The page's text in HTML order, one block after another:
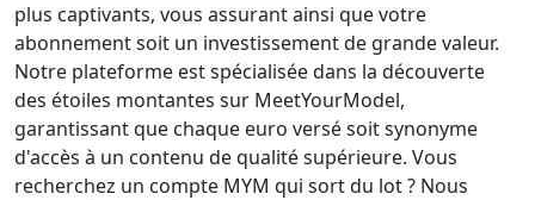
plus captivants, vous assurant ainsi que votre
abonnement soit un investissement de grande valeur.
Notre plateforme est spécialisée dans la découverte
des étoiles montantes sur MeetYourModel,
garantissant que chaque euro versé soit synonyme
d'accès à un contenu de qualité supérieure. Vous
recherchez un compte MYM qui sort du lot ? Nous